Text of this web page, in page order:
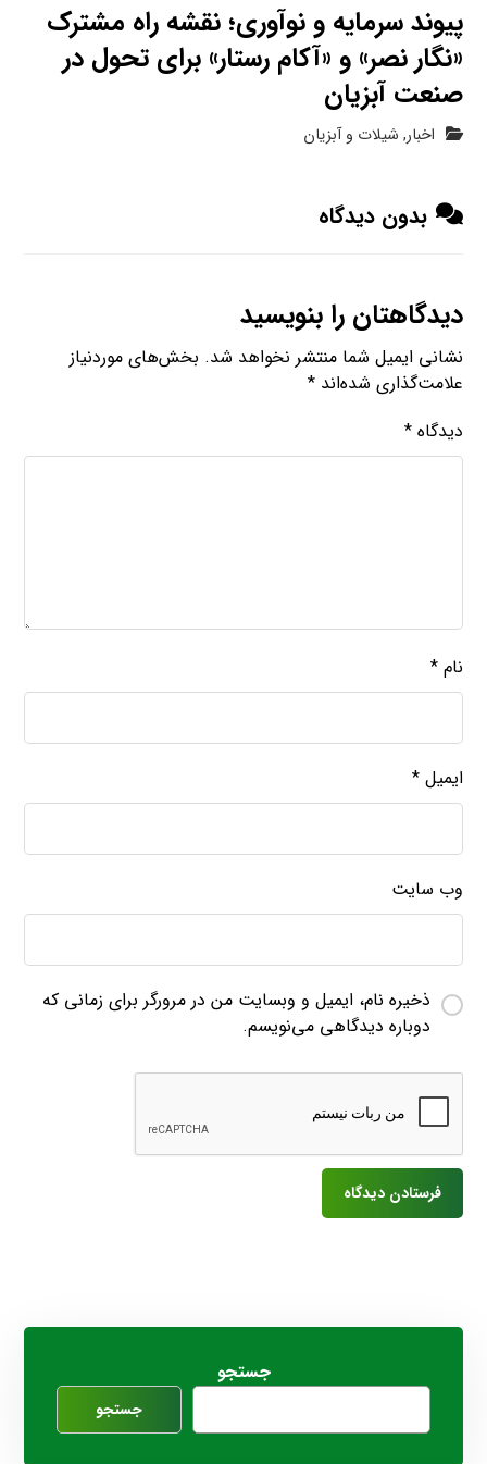
پیوند سرمایه و نوآوری؛ نقشه راه مشترک
«نگار نصر» و «آکام رستار» برای تحول در
صنعت آبزیان
اخبار, شیلات و آبزیان
بدون دیدگاه
دیدگاهتان را بنویسید
نشانی ایمیل شما منتشر نخواهد شد. بخش‌های موردنیاز
علامت‌گذاری شده‌اند*
دیدگاه*
نام*
ایمیل*
وب‌ سایت
ذخیره نام، ایمیل و وبسایت من در مرورگر برای زمانی که
دوباره دیدگاهی می‌نویسم.
جستجو
جستجو